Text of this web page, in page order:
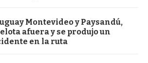
Montevideo y Paysandú,
afuera y se produjo un
en la ruta